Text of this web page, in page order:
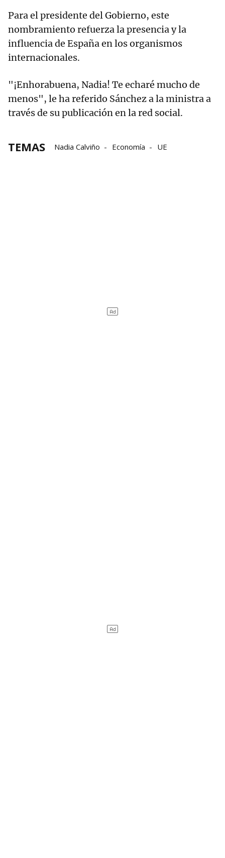
Para el presidente del Gobierno, este
nombramiento refuerza la presencia y la
influencia de España en los organismos
internacionales.
"¡Enhorabuena, Nadia! Te echaré mucho de
menos", le ha referido Sánchez a la ministra a
través de su publicación en la red social.
TEMAS Nadia Calviño Economía UE